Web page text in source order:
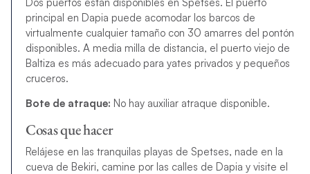
principal en Dapia puede acomodar los barcos de
virtualmente cualquier tamaño con 30 amarres del pontón
disponibles. A media milla de distancia, el puerto viejo de
Baltiza es más adecuado para yates privados y pequeños
cruceros.
Bote de atraque: No hay auxiliar atraque disponible.
Cosas que hacer
Relájese en las tranquilas playas de Spetses, nade en la
cueva de Bekiri, camine por las calles de Dapia y visite el